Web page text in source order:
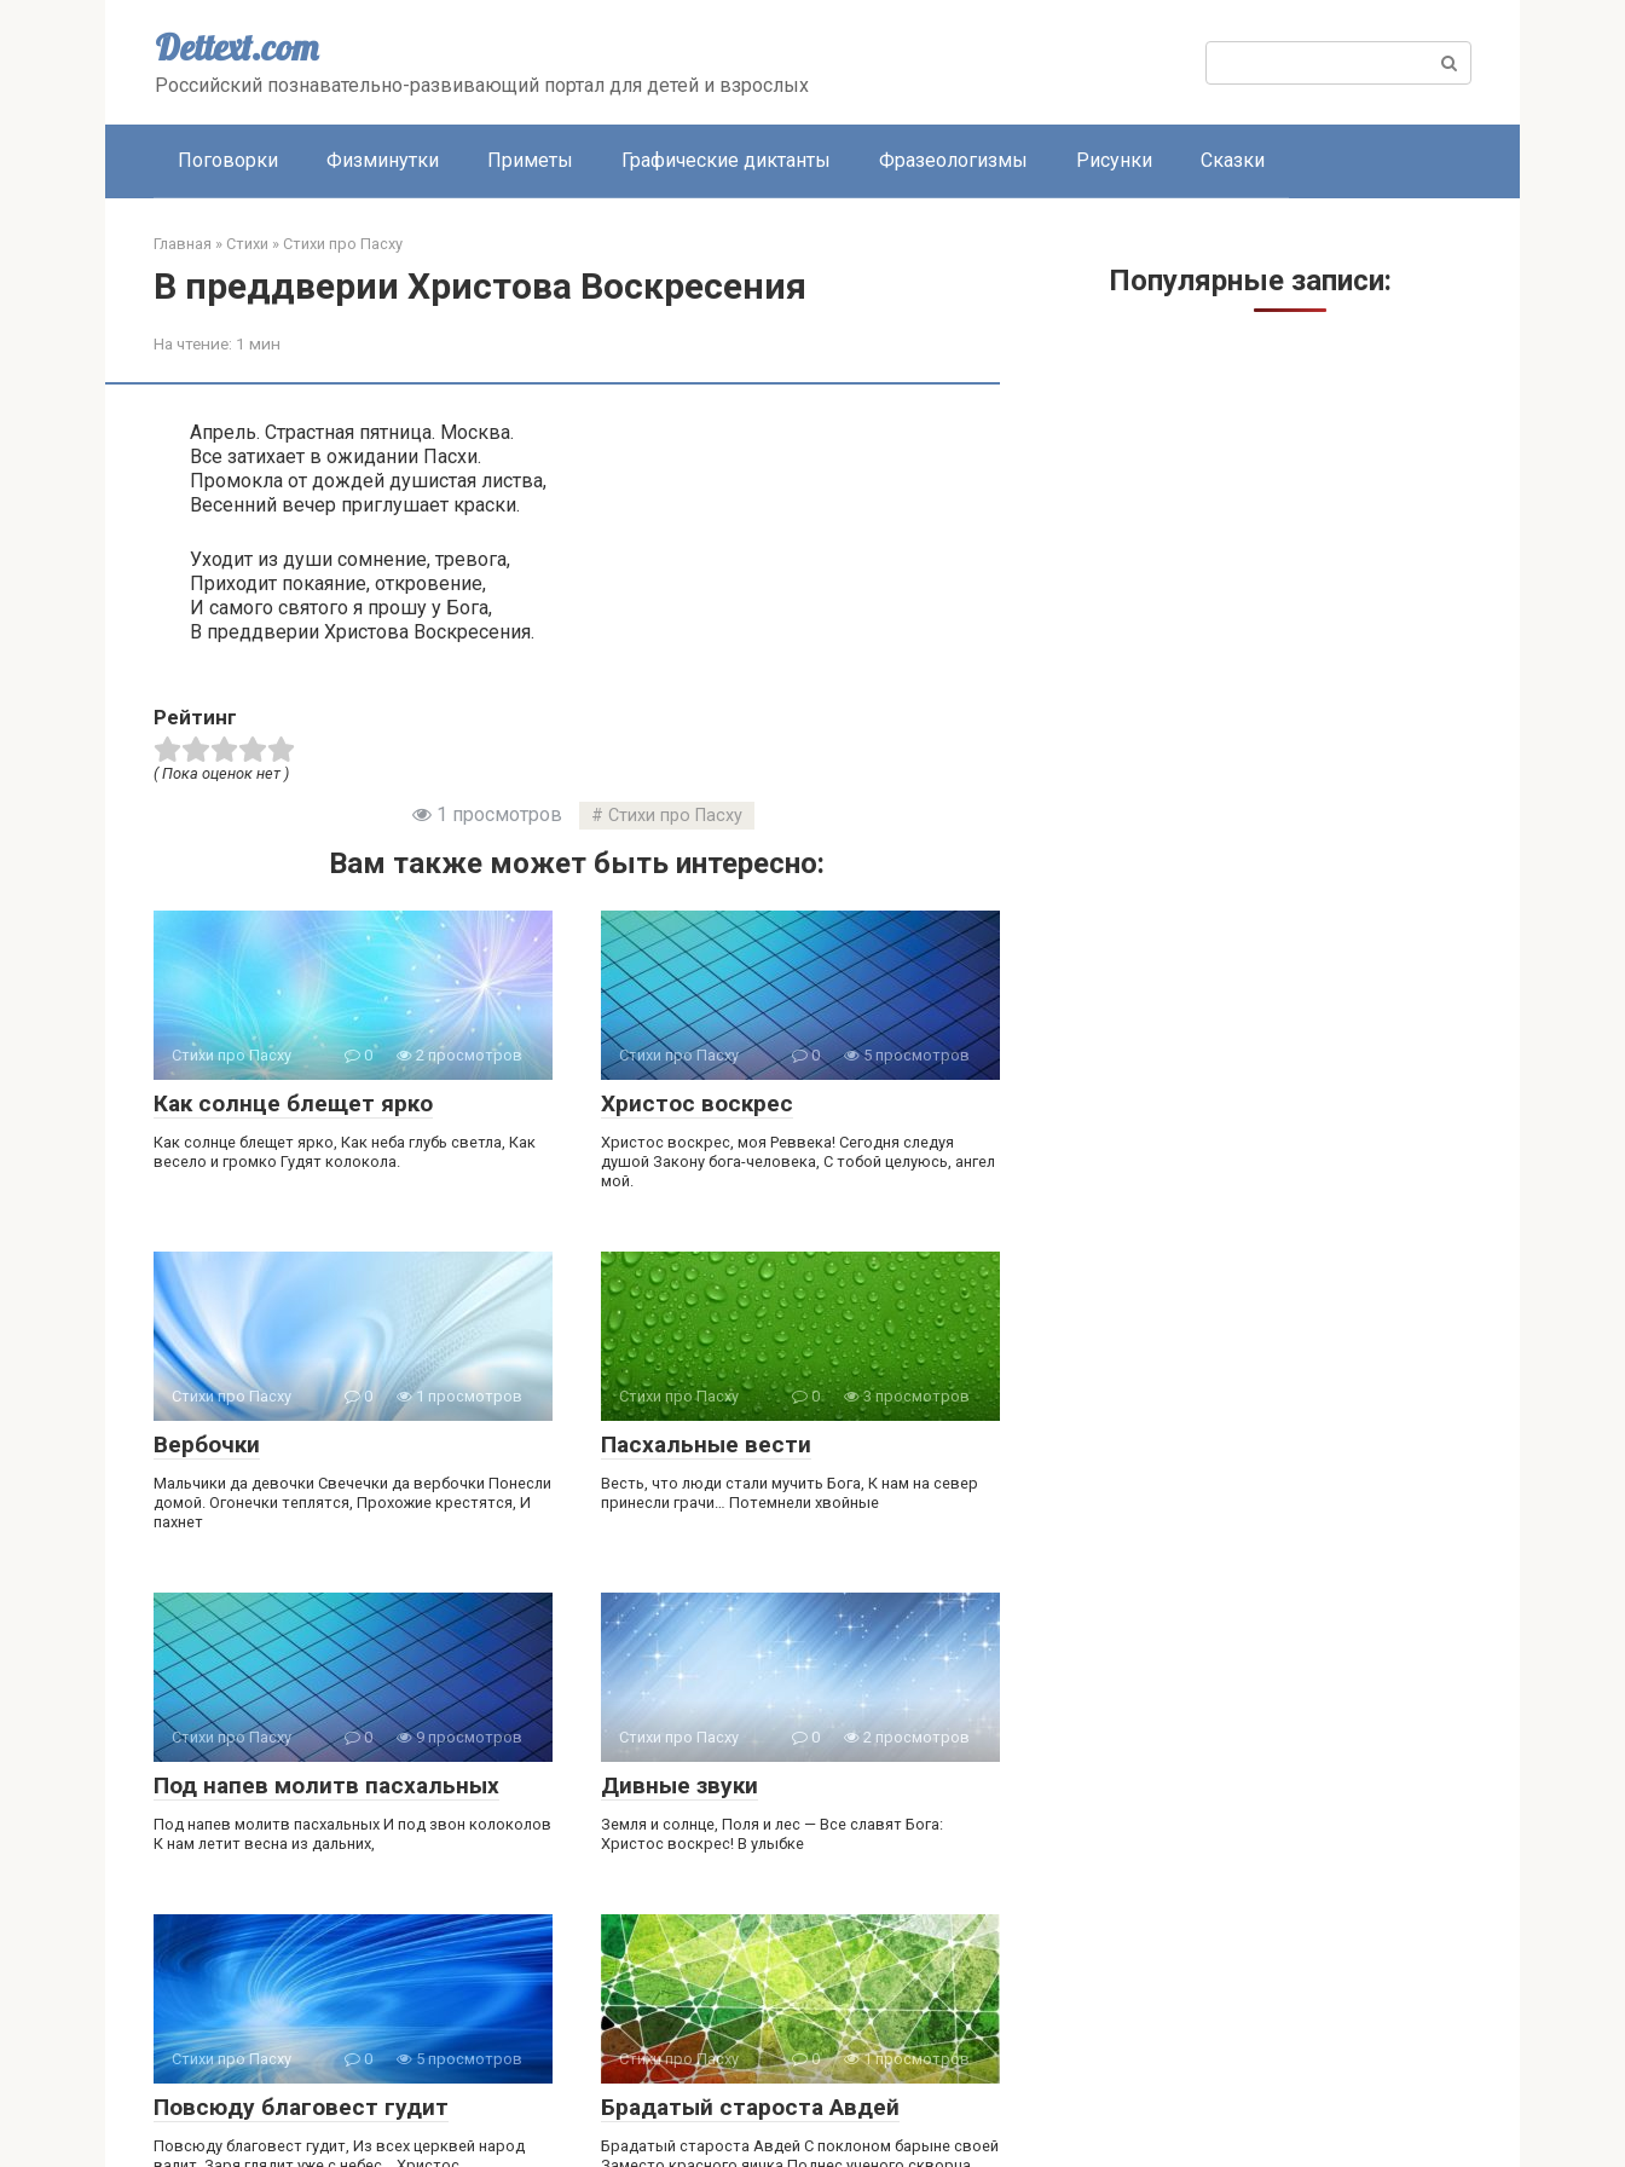
Dettext.com
Российский познавательно-развивающий портал для детей и взрослых
Поиск:
Поговорки Физминутки Приметы Графические диктанты Фразеологизмы Рисунки Сказки
Главная » Стихи » Стихи про Пасху
В преддверии Христова Воскресения
На чтение: 1 мин
Апрель. Страстная пятница. Москва.
Все затихает в ожидании Пасхи.
Промокла от дождей душистая листва,
Весенний вечер приглушает краски.
Уходит из души сомнение, тревога,
Приходит покаяние, откровение,
И самого святого я прошу у Бога,
В преддверии Христова Воскресения.
Рейтинг
( Пока оценок нет )
1 просмотров Стихи про Пасху
Вам также может быть интересно:
Стихи про Пасху 0 2 просмотров
Как солнце блещет ярко
Как солнце блещет ярко, Как неба глубь светла, Как
весело и громко Гудят колокола.
Стихи про Пасху 0 5 просмотров
Христос воскрес
Христос воскрес, моя Реввека! Сегодня следуя
душой Закону бога-человека, С тобой целуюсь, ангел
мой.
Стихи про Пасху 0 1 просмотров
Вербочки
Мальчики да девочки Свечечки да вербочки Понесли
домой. Огонечки теплятся, Прохожие крестятся, И
пахнет
Стихи про Пасху 0 3 просмотров
Пасхальные вести
Весть, что люди стали мучить Бога, К нам на север
принесли грачи… Потемнели хвойные
Стихи про Пасху 0 9 просмотров
Под напев молитв пасхальных
Под напев молитв пасхальных И под звон колоколов
К нам летит весна из дальних,
Стихи про Пасху 0 2 просмотров
Дивные звуки
Земля и солнце, Поля и лес — Все славят Бога:
Христос воскрес! В улыбке
Стихи про Пасху 0 5 просмотров
Повсюду благовест гудит
Повсюду благовест гудит, Из всех церквей народ
Стихи про Пасху 0 1 просмотров
Брадатый староста Авдей
Брадатый староста Авдей С поклоном барыне своей
Популярные записи: